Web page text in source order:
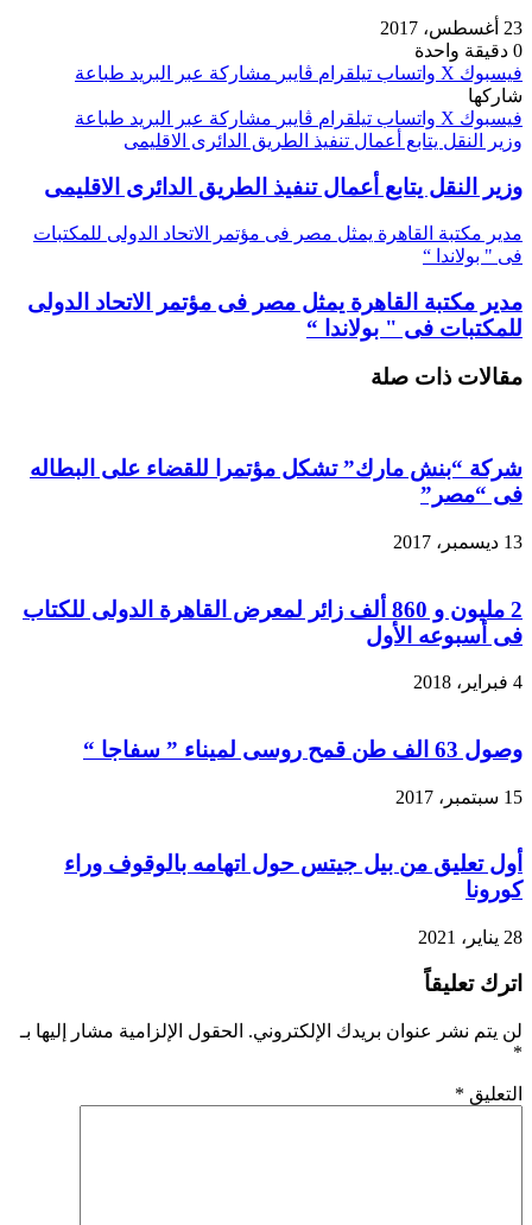
23 أغسطس، 2017
0 دقيقة واحدة
فيسبوك ‫X واتساب تيلقرام ڤايبر مشاركة عبر البريد طباعة
شاركها
فيسبوك ‫X واتساب تيلقرام ڤايبر مشاركة عبر البريد طباعة
وزير النقل يتابع أعمال تنفيذ الطريق الدائرى الاقليمى
وزير النقل يتابع أعمال تنفيذ الطريق الدائرى الاقليمى
مدير مكتبة القاهرة يمثل مصر فى مؤتمر الاتحاد الدولى للمكتبات
فى " بولاندا “
مدير مكتبة القاهرة يمثل مصر فى مؤتمر الاتحاد الدولى
للمكتبات فى " بولاندا “
مقالات ذات صلة
شركة “بنش مارك” تشكل مؤتمرا للقضاء على البطاله
فى “مصر”
13 ديسمبر، 2017
2 مليون و 860 ألف زائر لمعرض القاهرة الدولى للكتاب
فى أسبوعه الأول
4 فبراير، 2018
وصول 63 الف طن قمح روسى لميناء ” سفاجا “
15 سبتمبر، 2017
أول تعليق من بيل جيتس حول اتهامه بالوقوف وراء
كورونا
28 يناير، 2021
اترك تعليقاً
لن يتم نشر عنوان بريدك الإلكتروني. الحقول الإلزامية مشار إليها بـ
*
التعليق *